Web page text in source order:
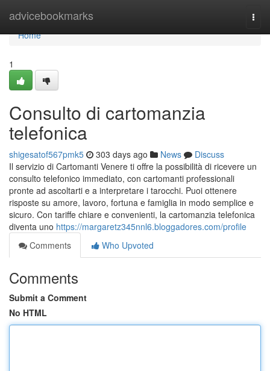
advicebookmarks
Home
Home
1
Consulto di cartomanzia
telefonica
shigesatof567pmk5 303 days ago News
Discuss
Il servizio di Cartomanti Venere ti offre la possibilità di ricevere un
consulto telefonico immediato, con cartomanti professionali
pronte ad ascoltarti e a interpretare i tarocchi. Puoi ottenere
risposte su amore, lavoro, fortuna e famiglia in modo semplice e
sicuro. Con tariffe chiare e convenienti, la cartomanzia telefonica
diventa uno https://margaretz345nnl6.bloggadores.com/profile
Comments
Who Upvoted
Comments
Submit a Comment
No HTML